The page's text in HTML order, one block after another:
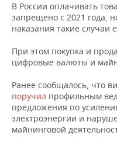
ФИГУРНОЕ КАТАНИЕ
ХОККЕЙ С МЯЧОМ
МЕДИЦИНА
ПРОИСШЕСТВИЯ
В России оплачивать
запрещено с 2021 года,
наказания такие случаи
При этом покупка и
цифровые валюты и
Ранее сообщалось, что
поручил профильным
предложения по
электроэнергии и
майнинговой